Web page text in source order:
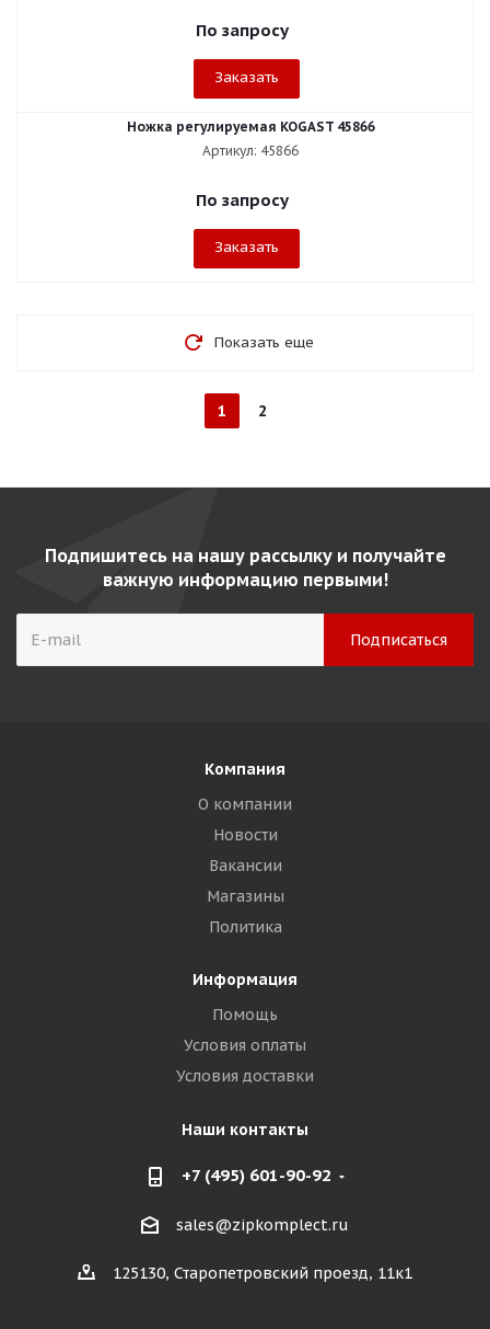
По запросу
Заказать
Ножка регулируемая KOGAST 45866
Артикул: 45866
По запросу
Заказать
Показать еще
1 2
Подпишитесь на нашу рассылку и получайте
важную информацию первыми!
Компания
О компании
Новости
Вакансии
Магазины
Политика
Информация
Помощь
Условия оплаты
Условия доставки
Наши контакты
+7 (495) 601-90-92
sales@zipkomplect.ru
125130, Старопетровский проезд, 11к1